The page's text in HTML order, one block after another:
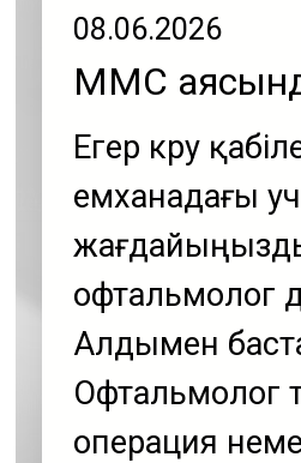
08.06.2026
МӘМС
Егер көру
емханадағы
жағдайыңызды
офтальмолог
Алдымен
Офтальмолог
операция